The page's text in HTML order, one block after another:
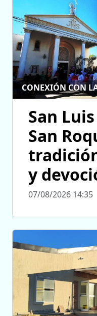
CONEXIÓN CON
San
San
y
07/08/2026 14:35